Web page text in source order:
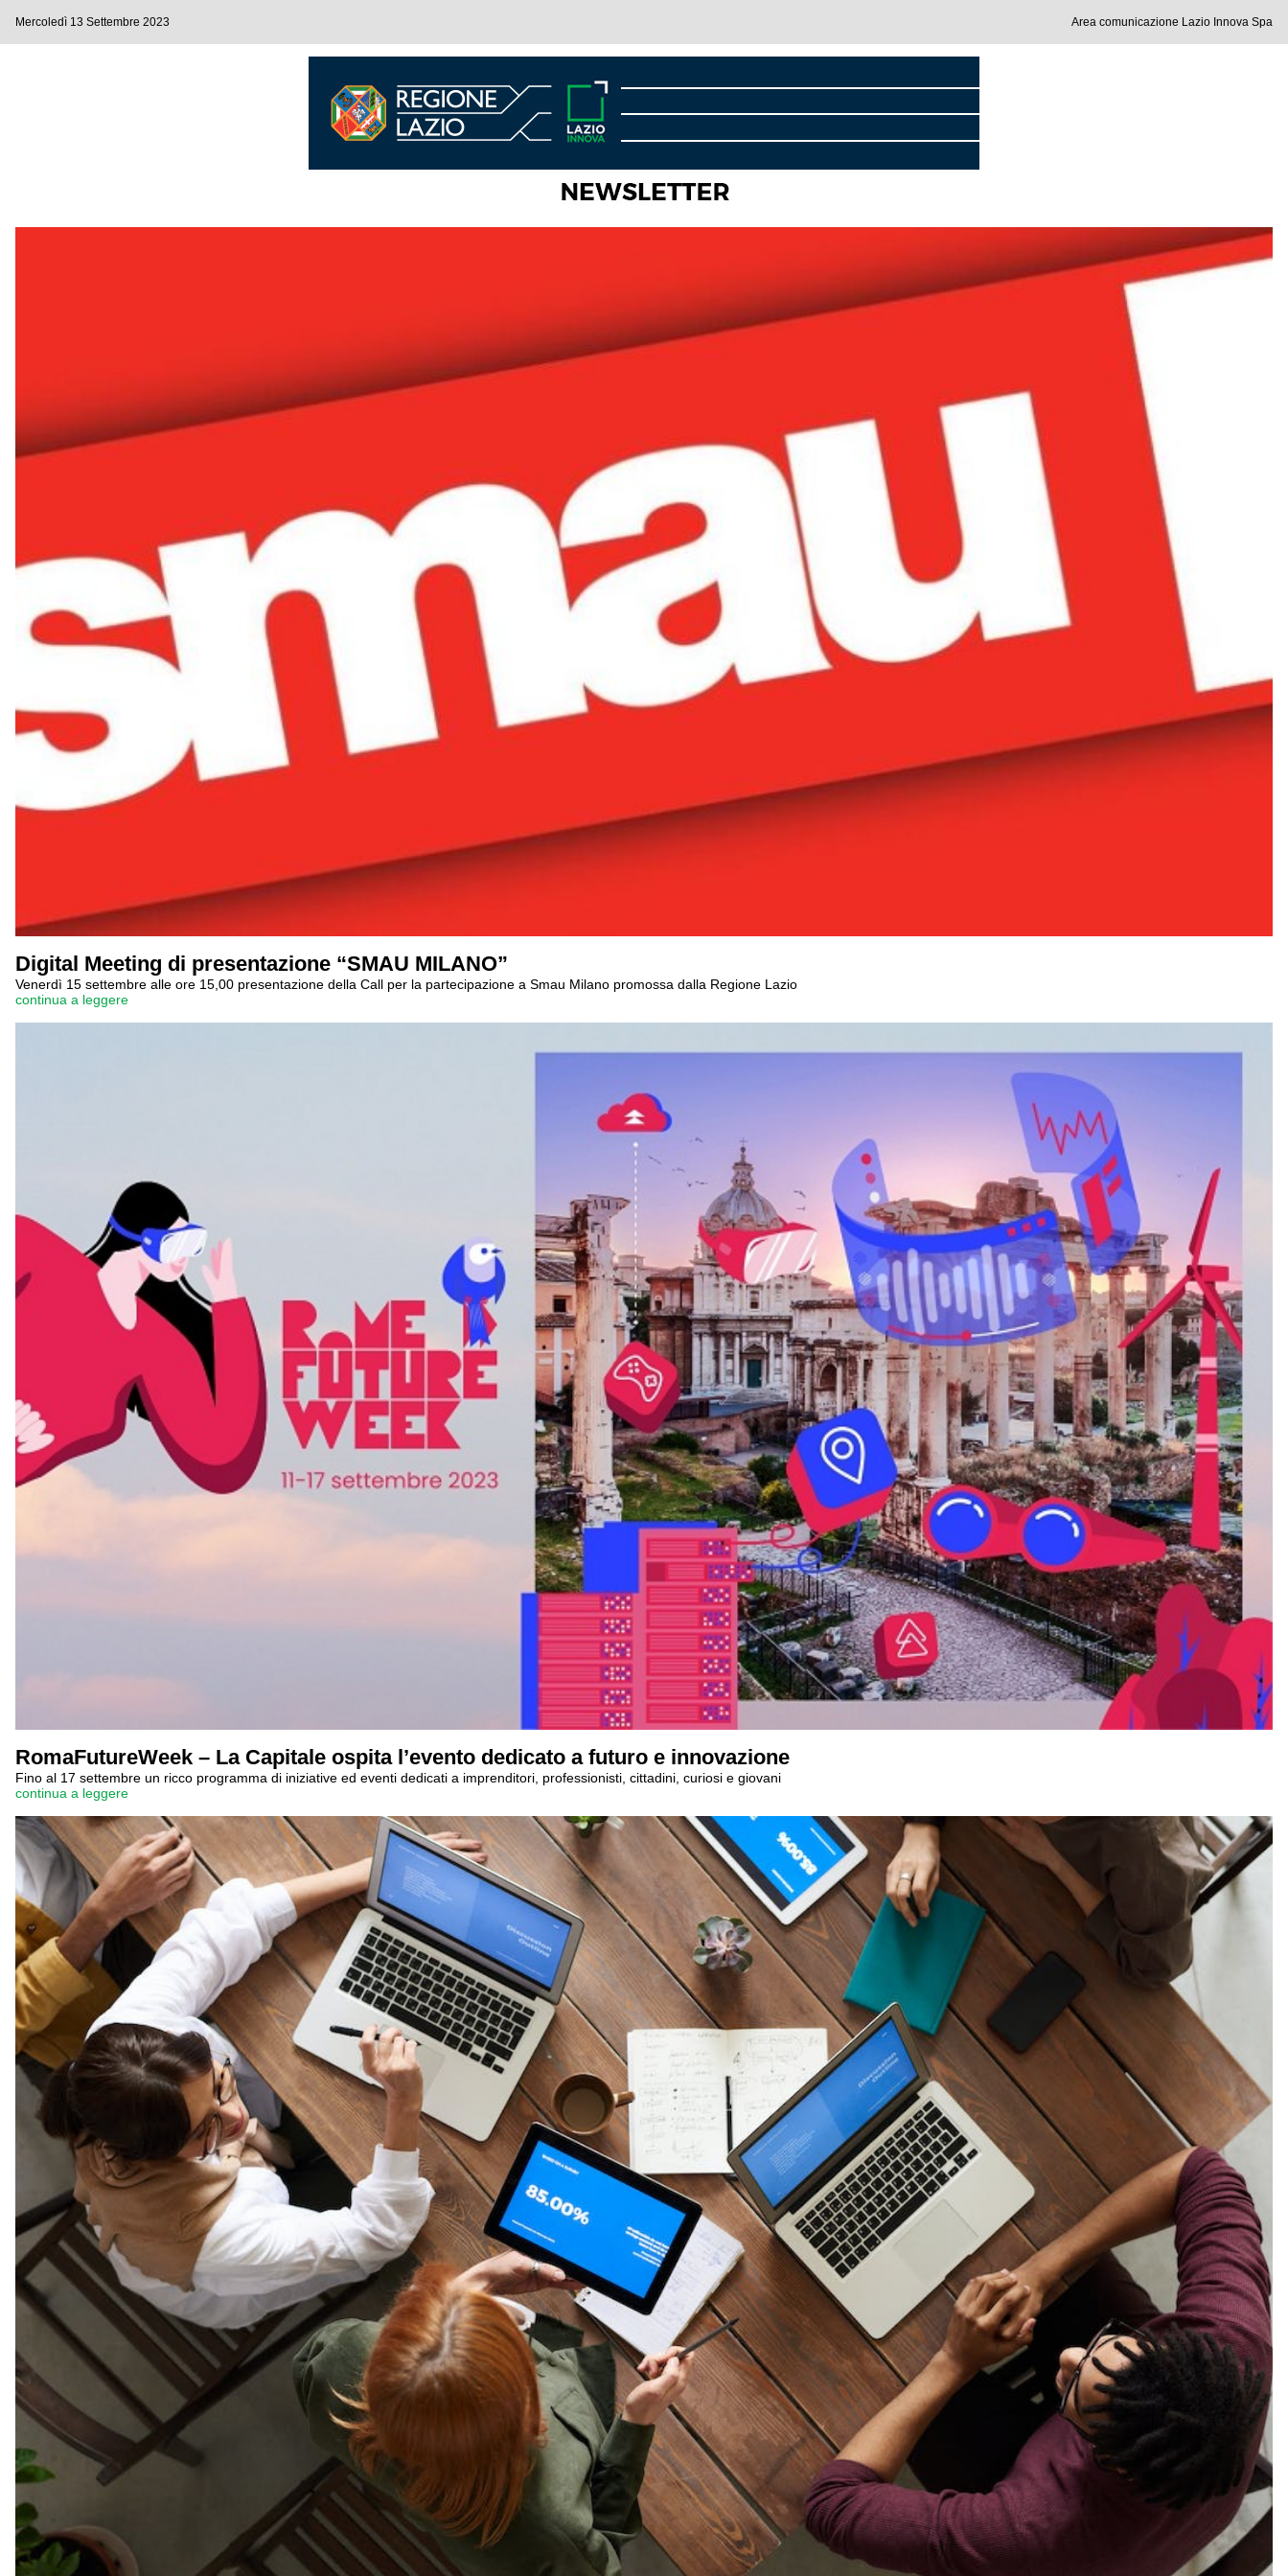
Mercoledì 13 Settembre 2023 Area comunicazione Lazio Innova Spa
Digital Meeting di presentazione “SMAU MILANO”
Venerdì 15 settembre alle ore 15,00 presentazione della Call per la partecipazione a Smau Milano promossa dalla Regione Lazio
continua a leggere
RomaFutureWeek – La Capitale ospita l’evento dedicato a futuro e innovazione
Fino al 17 settembre un ricco programma di iniziative ed eventi dedicati a imprenditori, professionisti, cittadini, curiosi e giovani
continua a leggere